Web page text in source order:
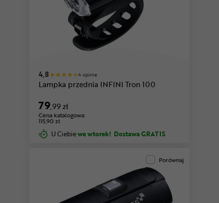
4,8 4 opinie
Lampka przednia INFINI Tron 100
79,99 zł
Cena katalogowa:
115,90 zł
U Ciebiewe wtorek! Dostawa GRATIS
Porównaj